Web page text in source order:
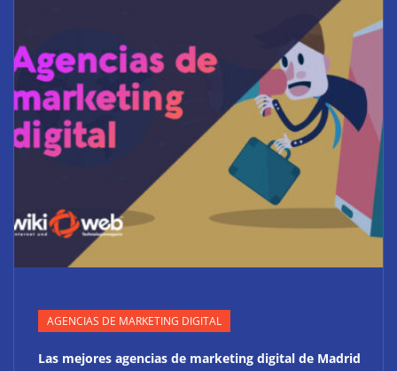
AGENCIAS DE MARKETING DIGITAL
Las mejores agencias de marketing digital de Madrid